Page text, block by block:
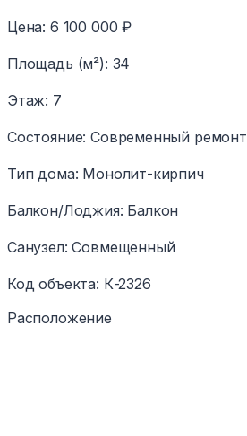
Цена: 6 100 000 ₽
Площадь (м²): 34
Этаж: 7
Состояние: Современный ремонт
Тип дома: Монолит-кирпич
Балкон/Лоджия: Балкон
Санузел: Совмещенный
Код объекта: К-2326
Расположение